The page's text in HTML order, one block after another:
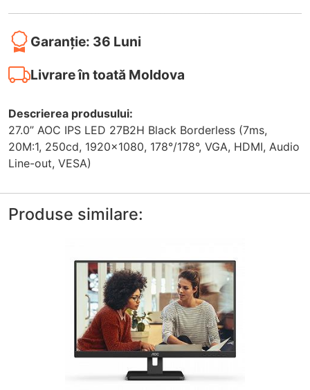
Garanție: 36 Luni
Livrare în toată Moldova
Descrierea produsului:
27.0” AOC IPS LED 27B2H Black Borderless (7ms,
20M:1, 250cd, 1920x1080, 178°/178°, VGA, HDMI, Audio
Line-out, VESA)
Produse similare: